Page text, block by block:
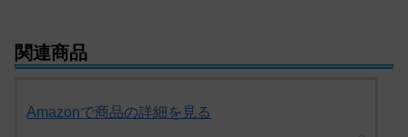
関連商品
Amazonで商品の詳細を見る